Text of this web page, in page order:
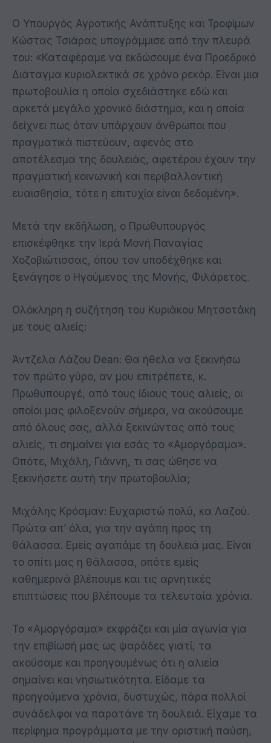
Ο Υπουργός Αγροτικής Ανάπτυξης και Τροφίμων
Κώστας Τσιάρας υπογράμμισε από την πλευρά
του: «Καταφέραμε να εκδώσουμε ένα Προεδρικό
Διάταγμα κυριολεκτικά σε χρόνο ρεκόρ. Είναι μια
πρωτοβουλία η οποία σχεδιάστηκε εδώ και
αρκετά μεγάλο χρονικό διάστημα, και η οποία
δείχνει πως όταν υπάρχουν άνθρωποι που
πραγματικά πιστεύουν, αφενός στο
αποτέλεσμα της δουλειάς, αφετέρου έχουν την
πραγματική κοινωνική και περιβαλλοντική
ευαισθησία, τότε η επιτυχία είναι δεδομένη».
Μετά την εκδήλωση, ο Πρωθυπουργός
επισκέφθηκε την Ιερά Μονή Παναγίας
Χοζοβιώτισσας, όπου τον υποδέχθηκε και
ξενάγησε ο Ηγούμενος της Μονής, Φιλάρετος.
Ολόκληρη η συζήτηση του Κυριάκου Μητσοτάκη
με τους αλιείς:
Άντζελα Λάζου Dean: Θα ήθελα να ξεκινήσω
τον πρώτο γύρο, αν μου επιτρέπετε, κ.
Πρωθυπουργέ, από τους ίδιους τους αλιείς, οι
οποίοι μας φιλοξενούν σήμερα, να ακούσουμε
από όλους σας, αλλά ξεκινώντας από τους
αλιείς, τι σημαίνει για εσάς το «Αμοργόραμα».
Οπότε, Μιχάλη, Γιάννη, τι σας ώθησε να
ξεκινήσετε αυτή την πρωτοβουλία;
Μιχάλης Κρόσμαν: Ευχαριστώ πολύ, κα Λαζού.
Πρώτα απ’ όλα, για την αγάπη προς τη
θάλασσα. Εμείς αγαπάμε τη δουλειά μας. Είναι
το σπίτι μας η θάλασσα, οπότε εμείς
καθημερινά βλέπουμε και τις αρνητικές
επιπτώσεις που βλέπουμε τα τελευταία χρόνια.
Το «Αμοργόραμα» εκφράζει και μία αγωνία για
την επιβίωσή μας ως ψαράδες γιατί, τα
ακούσαμε και προηγουμένως ότι η αλιεία
σημαίνει και νησιωτικότητα. Είδαμε τα
προηγούμενα χρόνια, δυστυχώς, πάρα πολλοί
συνάδελφοι να παρατάνε τη δουλειά. Είχαμε τα
περίφημα προγράμματα με την οριστική παύση,